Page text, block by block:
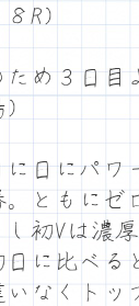
R）
め３日目
日にパワ
。ともに
初Vは濃厚
に比べる
なくトッ